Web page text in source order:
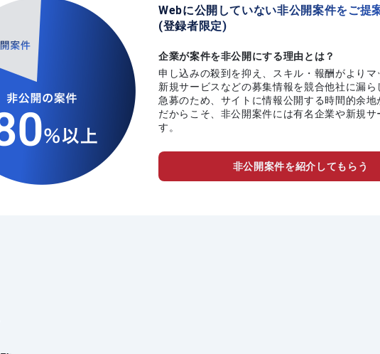
Webに公開していない非公開案件をご提
(登録者限定)
企業が案件を非公開にする理由とは？
申し込みの殺到を抑え、スキル・報酬がより
新規サービスなどの募集情報を競合他社に漏ら
急募のため、サイトに情報公開する時間的余地
だからこそ、非公開案件には有名企業や新規サ
す。
非公開案件を紹介してもらう